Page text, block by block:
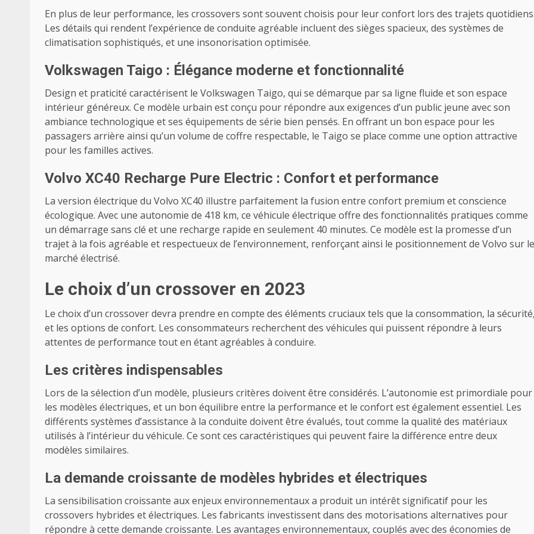
En plus de leur performance, les crossovers sont souvent choisis pour leur confort lors des trajets
Les détails qui rendent l’expérience de conduite agréable incluent des sièges spacieux, des systèmes de
climatisation sophistiqués, et une insonorisation optimisée.
Volkswagen Taigo : Élégance moderne et fonctionnalité
Design et praticité caractérisent le Volkswagen Taigo, qui se démarque par sa ligne fluide et son espace
intérieur généreux. Ce modèle urbain est conçu pour répondre aux exigences d’un public jeune avec son
ambiance technologique et ses équipements de série bien pensés. En offrant un bon espace pour les
passagers arrière ainsi qu’un volume de coffre respectable, le Taigo se place comme une option attractive
pour les familles actives.
Volvo XC40 Recharge Pure Electric : Confort et performance
La version électrique du Volvo XC40 illustre parfaitement la fusion entre confort premium et conscience
écologique. Avec une autonomie de 418 km, ce véhicule électrique offre des fonctionnalités pratiques comme
un démarrage sans clé et une recharge rapide en seulement 40 minutes. Ce modèle est la promesse d’un
trajet à la fois agréable et respectueux de l’environnement, renforçant ainsi le positionnement de Volvo sur le
marché électrisé.
Le choix d’un crossover en 2023
Le choix d’un crossover devra prendre en compte des éléments cruciaux tels que la consommation, la
et les options de confort. Les consommateurs recherchent des véhicules qui puissent répondre à leurs
attentes de performance tout en étant agréables à conduire.
Les critères indispensables
Lors de la sélection d’un modèle, plusieurs critères doivent être considérés. L’autonomie est primordiale pour
les modèles électriques, et un bon équilibre entre la performance et le confort est également essentiel. Les
différents systèmes d’assistance à la conduite doivent être évalués, tout comme la qualité des matériaux
utilisés à l’intérieur du véhicule. Ce sont ces caractéristiques qui peuvent faire la différence entre deux
modèles similaires.
La demande croissante de modèles hybrides et électriques
La sensibilisation croissante aux enjeux environnementaux a produit un intérêt significatif pour les
crossovers hybrides et électriques. Les fabricants investissent dans des motorisations alternatives pour
répondre à cette demande croissante. Les avantages environnementaux, couplés avec des économies de